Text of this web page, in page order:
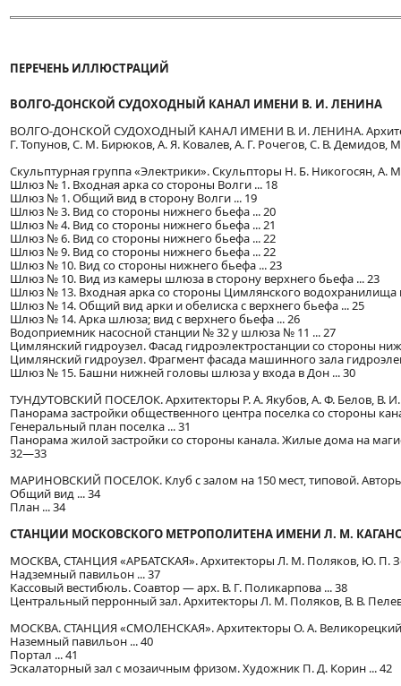
ПЕРЕЧЕНЬ ИЛЛЮСТРАЦИЙ
ВОЛГО-ДОНСКОЙ СУДОХОДНЫЙ КАНАЛ ИМЕНИ В. И. ЛЕНИНА
ВОЛГО-ДОНСКОЙ СУДОХОДНЫЙ КАНАЛ ИМЕНИ В. И. ЛЕНИНА.
Г. Топунов, С. М. Бирюков, А. Я. Ковалев, А. Г. Рочегов, С. В. Демидов,
Скульптурная группа «Электрики». Скульпторы Н. Б. Никогосян,
Шлюз № 1. Входная арка со стороны Волги ... 18
Шлюз № 1. Общий вид в сторону Волги ... 19
Шлюз № 3. Вид со стороны нижнего бьефа ... 20
Шлюз № 4. Вид со стороны нижнего бьефа ... 21
Шлюз № 6. Вид со стороны нижнего бьефа ... 22
Шлюз № 9. Вид со стороны нижнего бьефа ... 22
Шлюз № 10. Вид со стороны нижнего бьефа ... 23
Шлюз № 10. Вид из камеры шлюза в сторону верхнего бьефа ... 23
Шлюз № 13. Входная арка со стороны Цимлянского водохранилища
Шлюз № 14. Общий вид арки и обелиска с верхнего бьефа ... 25
Шлюз № 14. Арка шлюза; вид с верхнего бьефа ... 26
Водоприемник насосной станции № 32 у шлюза № 11 ... 27
Цимлянский гидроузел. Фасад гидроэлектростанции со стороны
Цимлянский гидроузел. Фрагмент фасада машинного зала
Шлюз № 15. Башни нижней головы шлюза у входа в Дон ... 30
ТУНДУТОВСКИЙ ПОСЕЛОК. Архитекторы Р. А. Якубов, А. Ф. Белов, В. И.
Панорама застройки общественного центра поселка со стороны
Генеральный план поселка ... 31
Панорама жилой застройки со стороны канала. Жилые дома на
32—33
МАРИНОВСКИЙ ПОСЕЛОК. Клуб с залом на 150 мест, типовой.
Общий вид ... 34
План ... 34
СТАНЦИИ МОСКОВСКОГО МЕТРОПОЛИТЕНА ИМЕНИ Л. М.
МОСКВА, СТАНЦИЯ «АРБАТСКАЯ». Архитекторы Л. М. Поляков, Ю. П.
Надземный павильон ... 37
Кассовый вестибюль. Соавтор — арх. В. Г. Поликарпова ... 38
Центральный перронный зал. Архитекторы Л. М. Поляков, В. В.
МОСКВА. СТАНЦИЯ «СМОЛЕНСКАЯ». Архитекторы О. А. Великорецкий,
Наземный павильон ... 40
Портал ... 41
Эскалаторный зал с мозаичным фризом. Художник П. Д. Корин ... 42